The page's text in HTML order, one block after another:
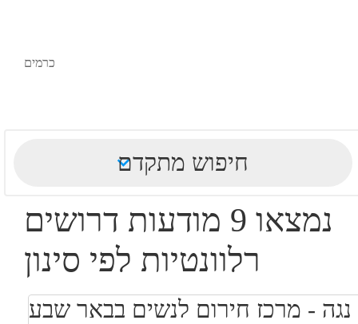
כרמים
חיפוש מתקדם
נמצאו 9 מודעות דרושים
רלוונטיות לפי סינון
נגה - מרכז חירום לנשים בבאר שבע